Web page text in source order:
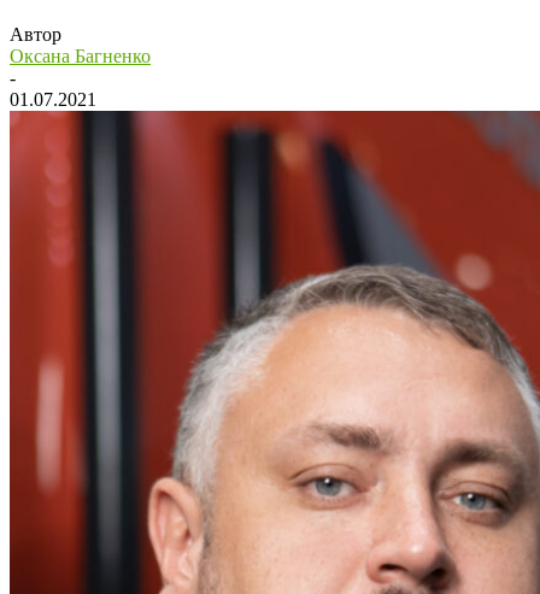
Автор
Оксана Багненко
-
01.07.2021